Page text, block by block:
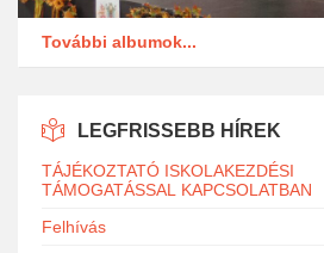
További albumok...
LEGFRISSEBB HÍREK
TÁJÉKOZTATÓ ISKOLAKEZDÉSI
TÁMOGATÁSSAL KAPCSOLATBAN
Felhívás